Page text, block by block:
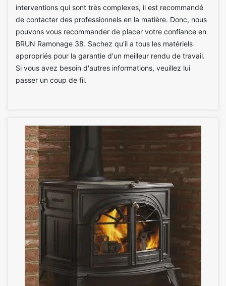
interventions qui sont très complexes, il est recommandé
de contacter des professionnels en la matière. Donc, nous
pouvons vous recommander de placer votre confiance en
BRUN Ramonage 38. Sachez qu'il a tous les matériels
appropriés pour la garantie d'un meilleur rendu de travail.
Si vous avez besoin d'autres informations, veuillez lui
passer un coup de fil.